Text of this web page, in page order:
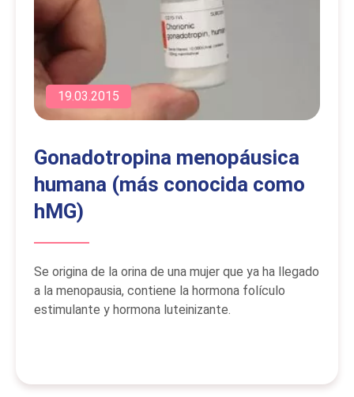
19.03.2015
Gonadotropina menopáusica
humana (más conocida como
hMG)
Se origina de la orina de una mujer que ya ha llegado
a la menopausia, contiene la hormona folículo
estimulante y hormona luteinizante.